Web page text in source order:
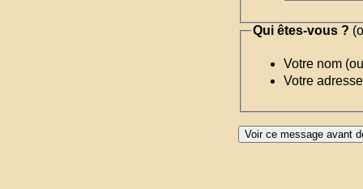
Qui êtes-vous ?
Votre nom
Votre